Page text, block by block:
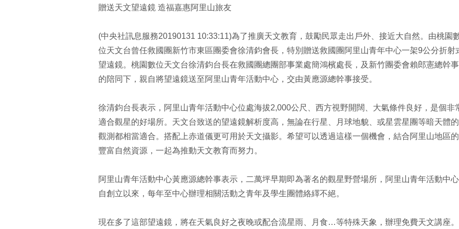
贈送天文望遠鏡 造福嘉惠阿里山旅友
(中央社訊息服務20190131 10:33:11)為了推廣天文教育，鼓勵民眾走出戶外、接近大自然。由桃園
位天文台曾任救國團新竹市東區團委會徐清鈞會長，特別贈送救國團阿里山青年中心一架9公分折射
望遠鏡。桃園數位天文台徐清鈞台長在救國團總團部事業處簡鴻檳處長，及新竹團委會賴郎憲總幹事
的陪同下，親自將望遠鏡送至阿里山青年活動中心，交由黃應源總幹事接受。
徐清鈞台長表示，阿里山青年活動中心位處海拔2,000公尺、西方視野開闊、大氣條件良好，是個非
適合觀星的好場所。天文台致送的望遠鏡解析度高，無論在行星、月球地貌、或星雲星團等暗天體的
觀測都相當適合。搭配上赤道儀更可用於天文攝影。希望可以透過這樣一個機會，結合阿里山地區的
豐富自然資源，一起為推動天文教育而努力。
阿里山青年活動中心黃應源總幹事表示，二萬坪早期即為著名的觀星野營場所，阿里山青年活動中心
自創立以來，每年至中心辦理相關活動之青年及學生團體絡繹不絕。
現在多了這部望遠鏡，將在天氣良好之夜晚或配合流星雨、月食…等特殊天象，辦理免費天文講座。